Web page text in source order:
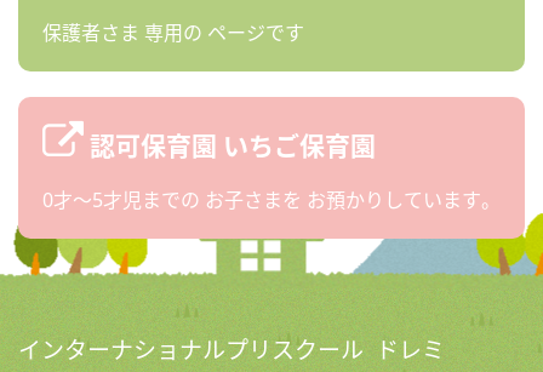
保護者さま 専用の ページです
認可保育園 いちご保育園
0才〜5才児までの お子さまを お預かりしています。
インターナショナルプリスクール ドレミ